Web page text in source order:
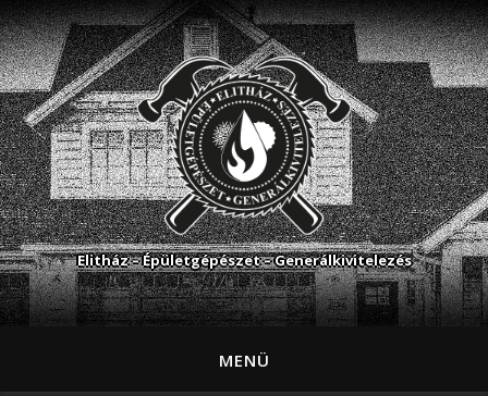
Elitház – Épületgépészet – Generálkivitelezés
MENÜ